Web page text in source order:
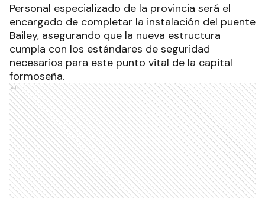
Personal especializado de la provincia será el
encargado de completar la instalación del puente
Bailey, asegurando que la nueva estructura
cumpla con los estándares de seguridad
necesarios para este punto vital de la capital
formoseña.
Ads